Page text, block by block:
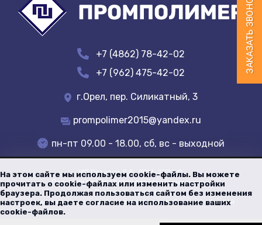
+7 (4862) 78-42-02
+7 (962) 475-42-02
г.Орел, пер. Силикатный, 3
prompolimer2015@yandex.ru
пн-пт 09.00 - 18.00, сб, вс - выходной
ИП Потапов Д.А., 2016- 2026©
Политика по обработке персональных данных
Все права защищены
Цены указанные на сайте не являются публичной офертой
На этом сайте мы используем cookie-файлы. Вы можете
прочитать о cookie-файлах или изменить настройки
браузера. Продолжая пользоваться сайтом без изменения
настроек, вы даете согласие на использование ваших
cookie-файлов.